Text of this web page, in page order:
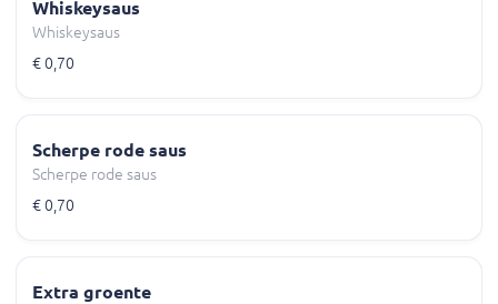
Whiskeysaus
Whiskeysaus
€ 0,70
Scherpe rode saus
Scherpe rode saus
€ 0,70
Extra groente